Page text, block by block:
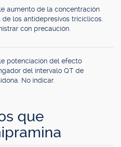
aumento de la concentración
de los antidepresivos tricíclicos.
con precaución.
potenciación del efecto
del intervalo QT de
No indicar.
que